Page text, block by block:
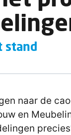
stand
naar de
en